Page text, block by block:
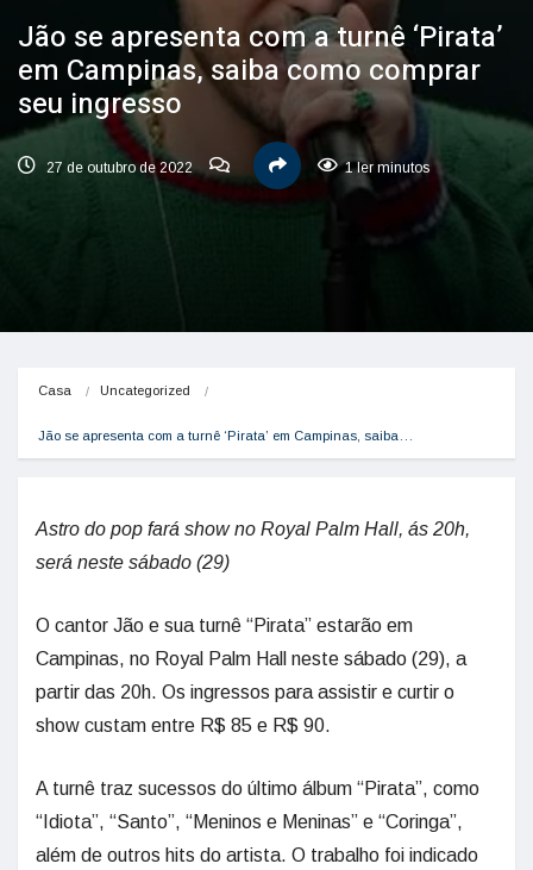
Jão se apresenta com a turnê ‘Pirata’
em Campinas, saiba como comprar
seu ingresso
27 de outubro de 2022 1 ler minutos
Casa Uncategorized
Jão se apresenta com a turnê ‘Pirata’ em Campinas, saiba…
Astro do pop fará show no Royal Palm Hall, ás 20h,
será neste sábado (29)
O cantor Jão e sua turnê “Pirata” estarão em
Campinas, no Royal Palm Hall neste sábado (29), a
partir das 20h. Os ingressos para assistir e curtir o
show custam entre R$ 85 e R$ 90.
A turnê traz sucessos do último álbum “Pirata”, como
“Idiota”, “Santo”, “Meninos e Meninas” e “Coringa”,
além de outros hits do artista. O trabalho foi indicado